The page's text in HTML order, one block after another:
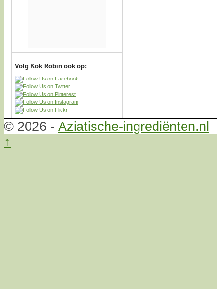
Volg Kok Robin ook op:
© 2026 - Aziatische-ingrediënten.nl
↑